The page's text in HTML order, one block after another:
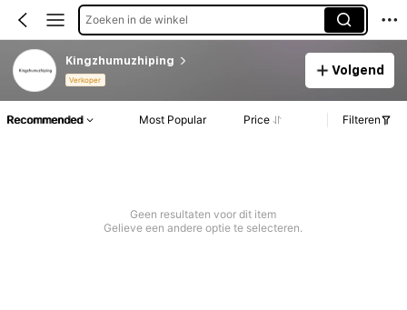
Zoeken in de winkel
Kingzhumuzhiping
Verkoper
Volgend
Recommended Most Popular Price Filteren
Geen resultaten voor dit item
Gelieve een andere optie te selecteren.